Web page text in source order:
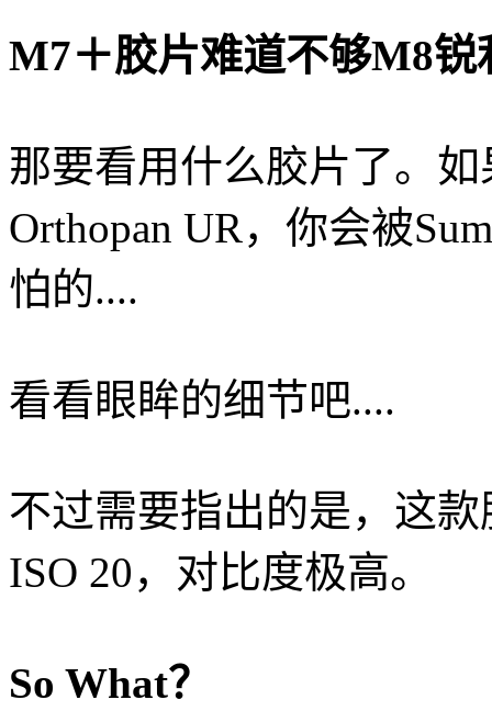
M7＋胶片难道不够M8锐
那要看用什么胶片了。
Orthopan UR，你会被
怕的....
看看眼眸的细节吧....
不过需要指出的是，这
ISO 20，对比度极高。
So What？